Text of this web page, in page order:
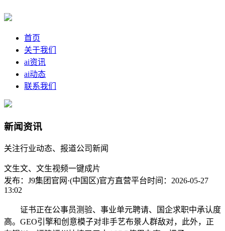
首页
关于我们
ai资讯
ai动态
联系我们
新闻资讯
关注行业动态、报道公司新闻
文生文、文生视频一键成片
发布：J9集团官网·(中国区)官方直营平台时间：2026-05-27
13:02
证书正在公事员测验、事业单元聘请、国企求职中承认度
高。GEO引擎和创意模子对非手艺布景人群敌对，此外，正